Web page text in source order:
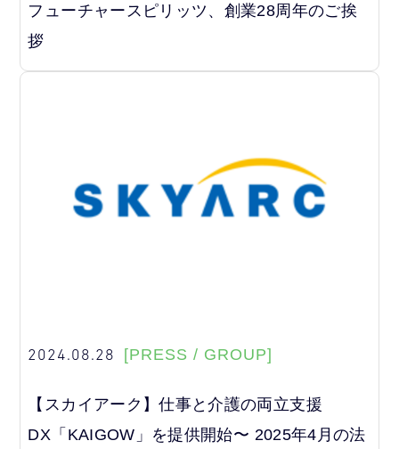
フューチャースピリッツ、創業28周年のご挨
拶
2024.08.28 [PRESS / GROUP]
【スカイアーク】仕事と介護の両立支援
DX「KAIGOW」を提供開始〜 2025年4月の法